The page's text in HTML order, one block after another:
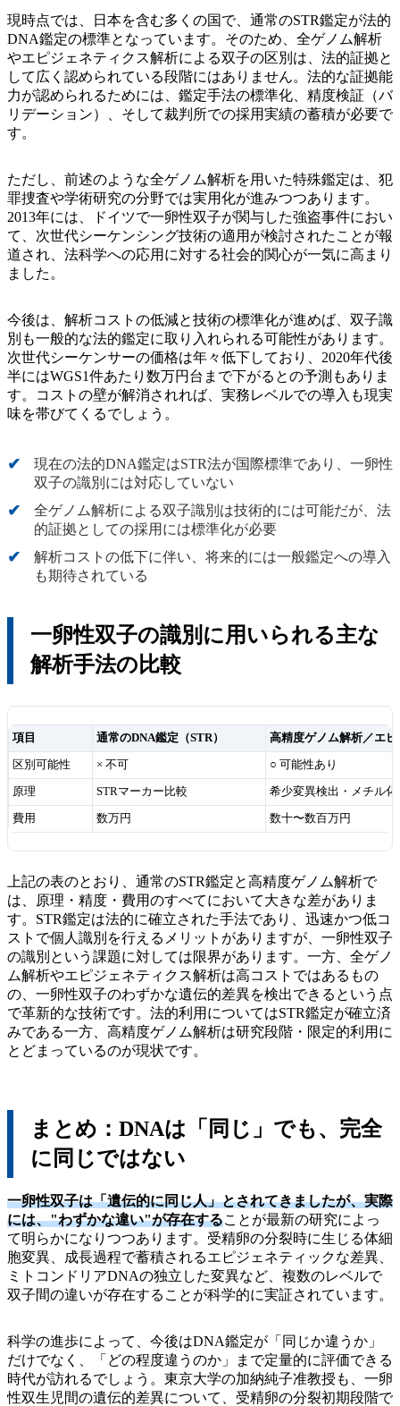
現時点では、日本を含む多くの国で、通常のSTR鑑定が法的
DNA鑑定の標準となっています。そのため、全ゲノム解析
やエピジェネティクス解析による双子の区別は、法的証拠と
して広く認められている段階にはありません。法的な証拠能
力が認められるためには、鑑定手法の標準化、精度検証（バ
リデーション）、そして裁判所での採用実績の蓄積が必要で
す。
ただし、前述のような全ゲノム解析を用いた特殊鑑定は、犯
罪捜査や学術研究の分野では実用化が進みつつあります。
2013年には、ドイツで一卵性双子が関与した強盗事件におい
て、次世代シーケンシング技術の適用が検討されたことが報
道され、法科学への応用に対する社会的関心が一気に高まり
ました。
今後は、解析コストの低減と技術の標準化が進めば、双子識
別も一般的な法的鑑定に取り入れられる可能性があります。
次世代シーケンサーの価格は年々低下しており、2020年代後
半にはWGS1件あたり数万円台まで下がるとの予測もありま
す。コストの壁が解消されれば、実務レベルでの導入も現実
味を帯びてくるでしょう。
現在の法的DNA鑑定はSTR法が国際標準であり、一卵性
双子の識別には対応していない
全ゲノム解析による双子識別は技術的には可能だが、法
的証拠としての採用には標準化が必要
解析コストの低下に伴い、将来的には一般鑑定への導入
も期待されている
一卵性双子の識別に用いられる主な
解析手法の比較
項目 通常のDNA鑑定（STR） 高精度ゲノム解析／エ
区別可能性 × 不可 ○ 可能性あり
原理 STRマーカー比較 希少変異検出・メチル化
費用 数万円 数十〜数百万円
上記の表のとおり、通常のSTR鑑定と高精度ゲノム解析で
は、原理・精度・費用のすべてにおいて大きな差がありま
す。STR鑑定は法的に確立された手法であり、迅速かつ低コ
ストで個人識別を行えるメリットがありますが、一卵性双子
の識別という課題に対しては限界があります。一方、全ゲノ
ム解析やエピジェネティクス解析は高コストではあるもの
の、一卵性双子のわずかな遺伝的差異を検出できるという点
で革新的な技術です。法的利用についてはSTR鑑定が確立済
みである一方、高精度ゲノム解析は研究段階・限定的利用に
とどまっているのが現状です。
まとめ：DNAは「同じ」でも、完全
に同じではない
一卵性双子は「遺伝的に同じ人」とされてきましたが、実際
には、"わずかな違い"が存在することが最新の研究によっ
て明らかになりつつあります。受精卵の分裂時に生じる体細
胞変異、成長過程で蓄積されるエピジェネティックな差異、
ミトコンドリアDNAの独立した変異など、複数のレベルで
双子間の違いが存在することが科学的に実証されています。
科学の進歩によって、今後はDNA鑑定が「同じか違うか」
だけでなく、「どの程度違うのか」まで定量的に評価できる
時代が訪れるでしょう。東京大学の加納純子准教授も、一卵
性双生児間の遺伝的差異について、受精卵の分裂初期段階で